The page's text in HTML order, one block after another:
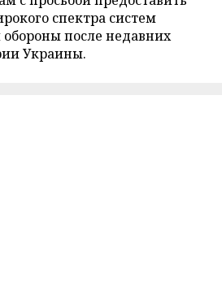
спектра систем
после недавних
Украины.